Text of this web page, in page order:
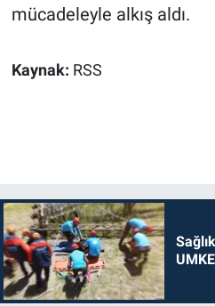
mücadeleyle alkış aldı.
Kaynak: RSS